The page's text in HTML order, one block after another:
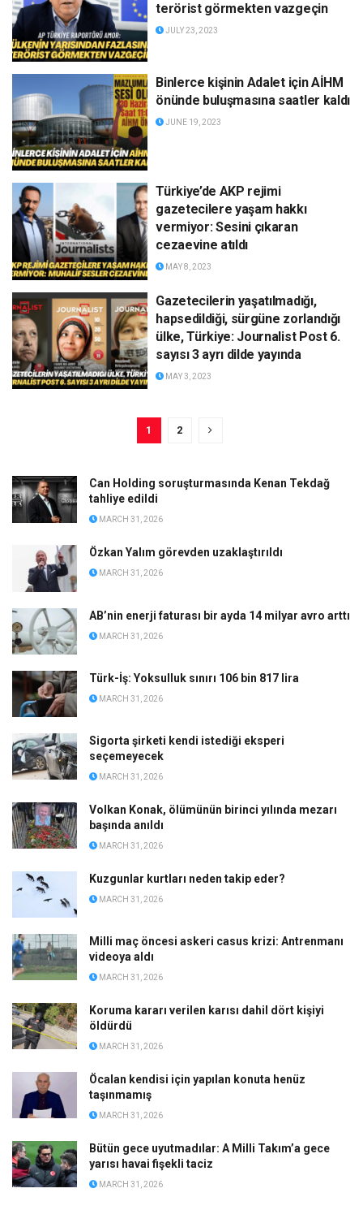
terörist görmekten vazgeçin
JULY 23, 2023
Binlerce kişinin Adalet için AİHM
önünde buluşmasına saatler kaldı
JUNE 19, 2023
Türkiye’de AKP rejimi
gazetecilere yaşam hakkı
vermiyor: Sesini çıkaran
cezaevine atıldı
MAY 8, 2023
Gazetecilerin yaşatılmadığı,
hapsedildiği, sürgüne zorlandığı
ülke, Türkiye: Journalist Post 6.
sayısı 3 ayrı dilde yayında
MAY 3, 2023
1 2
Can Holding soruşturmasında Kenan Tekdağ
tahliye edildi
MARCH 31, 2026
Özkan Yalım görevden uzaklaştırıldı
MARCH 31, 2026
AB’nin enerji faturası bir ayda 14 milyar avro arttı
MARCH 31, 2026
Türk-İş: Yoksulluk sınırı 106 bin 817 lira
MARCH 31, 2026
Sigorta şirketi kendi istediği eksperi
seçemeyecek
MARCH 31, 2026
Volkan Konak, ölümünün birinci yılında mezarı
başında anıldı
MARCH 31, 2026
Kuzgunlar kurtları neden takip eder?
MARCH 31, 2026
Milli maç öncesi askeri casus krizi: Antrenmanı
videoya aldı
MARCH 31, 2026
Koruma kararı verilen karısı dahil dört kişiyi
öldürdü
MARCH 31, 2026
Öcalan kendisi için yapılan konuta henüz
taşınmamış
MARCH 31, 2026
Bütün gece uyutmadılar: A Milli Takım’a gece
yarısı havai fişekli taciz
MARCH 31, 2026